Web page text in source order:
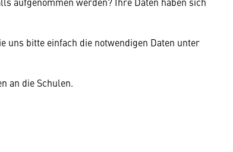
uns bitte einfach die notwendigen Daten unter
an die Schulen.